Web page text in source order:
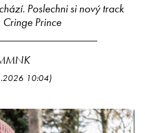
Poslechni si nový track
Cringe Prince
10:04)